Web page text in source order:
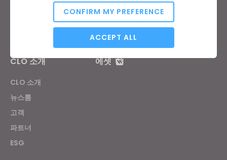
CLO 아카데미 온라인
퍼블릭 워크샵
문의하기
커뮤니티
CLO 소개
CLO 소개
뉴스룸
고객
파트너
ESG
에셋
Analytical / Performance
If you reject all, some features might not function
properly.
CONFIRM MY PREFERENCE
ACCEPT ALL